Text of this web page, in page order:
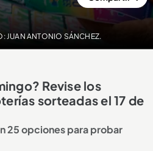
ANTONIO SÁNCHEZ.
Revise los
sorteadas el 17 de
25 opciones para probar